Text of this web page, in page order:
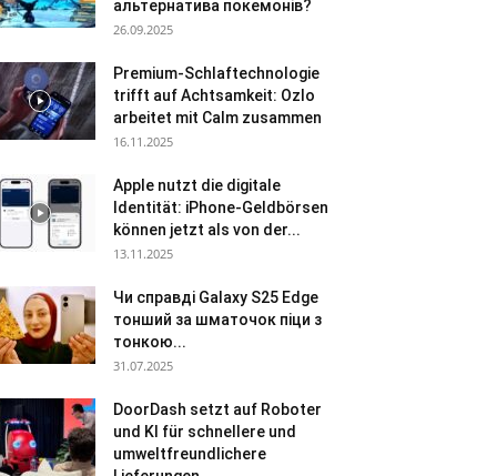
альтернатива покемонів?
26.09.2025
Premium-Schlaftechnologie
trifft auf Achtsamkeit: Ozlo
arbeitet mit Calm zusammen
16.11.2025
Apple nutzt die digitale
Identität: iPhone-Geldbörsen
können jetzt als von der...
13.11.2025
Чи справді Galaxy S25 Edge
тонший за шматочок піци з
тонкою...
31.07.2025
DoorDash setzt auf Roboter
und KI für schnellere und
umweltfreundlichere